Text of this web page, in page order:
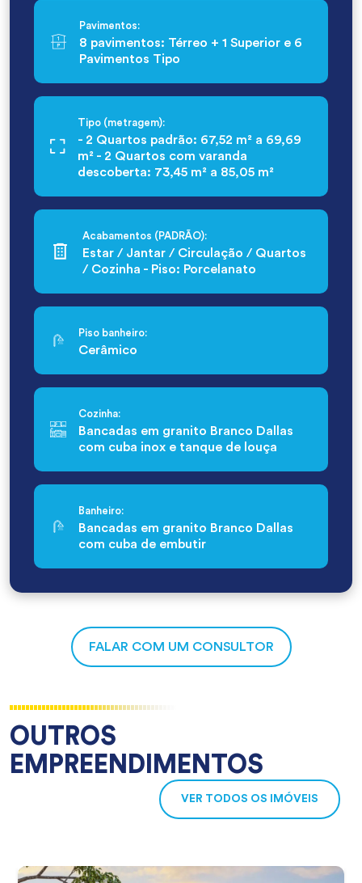
Pavimentos:
8 pavimentos: Térreo + 1 Superior e 6
Pavimentos Tipo
Tipo (metragem):
- 2 Quartos padrão: 67,52 m² a 69,69
m² - 2 Quartos com varanda
descoberta: 73,45 m² a 85,05 m²
Acabamentos (PADRÃO):
Estar / Jantar / Circulação / Quartos
/ Cozinha - Piso: Porcelanato
Piso banheiro:
Cerâmico
Cozinha:
Bancadas em granito Branco Dallas
com cuba inox e tanque de louça
Banheiro:
Bancadas em granito Branco Dallas
com cuba de embutir
FALAR COM UM CONSULTOR
OUTROS
EMPREENDIMENTOS
VER TODOS OS IMÓVEIS